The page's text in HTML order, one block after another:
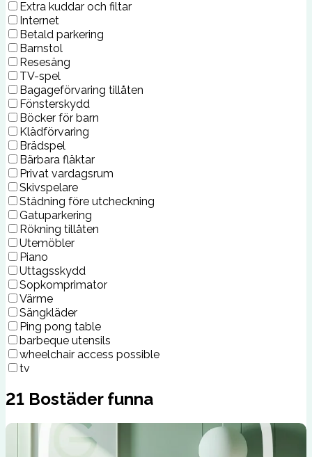
Extra kuddar och filtar
Internet
Betald parkering
Barnstol
Resesäng
TV-spel
Bagageförvaring tillåten
Fönsterskydd
Böcker för barn
Klädförvaring
Brädspel
Bärbara fläktar
Privat vardagsrum
Skivspelare
Städning före utcheckning
Gatuparkering
Rökning tillåten
Utemöbler
Piano
Uttagsskydd
Sopkomprimator
Värme
Sängkläder
Ping pong table
barbeque utensils
wheelchair access possible
tv
21 Bostäder funna